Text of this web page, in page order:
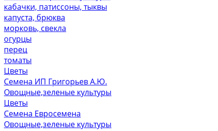
кабачки, патиссоны, тыквы
капуста, брюква
морковь, свекла
огурцы
перец
томаты
Цветы
Семена ИП Григорьев А.Ю.
Овощные,зеленые культуры
Цветы
Семена Евросемена
Овощные,зеленые культуры